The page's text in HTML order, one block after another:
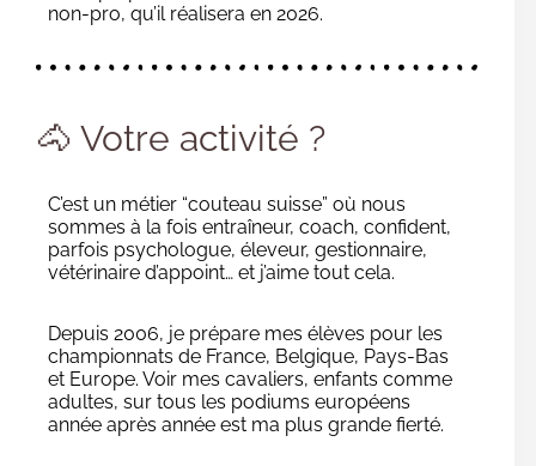
non-pro, qu’il réalisera en 2026.
🐴 Votre activité ?
C’est un métier “couteau suisse” où nous
sommes à la fois entraîneur, coach, confident,
parfois psychologue, éleveur, gestionnaire,
vétérinaire d’appoint… et j’aime tout cela.
Depuis 2006, je prépare mes élèves pour les
championnats de France, Belgique, Pays-Bas
et Europe. Voir mes cavaliers, enfants comme
adultes, sur tous les podiums européens
année après année est ma plus grande fierté.